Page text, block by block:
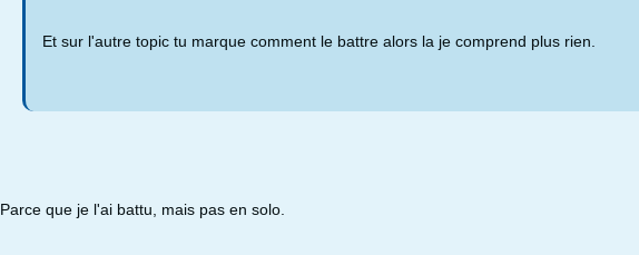
Et sur l'autre topic tu marque comment le battre alors la je comprend plus rien.
Parce que je l'ai battu, mais pas en solo.